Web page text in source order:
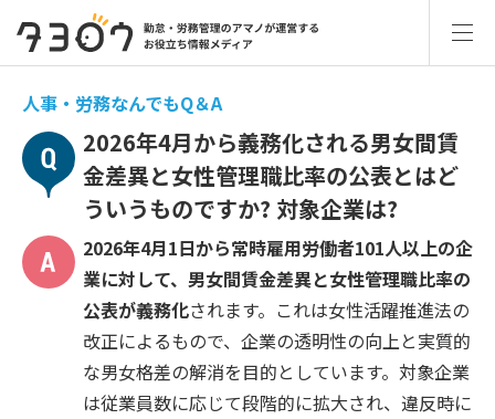
人事・労務なんでもQ＆A
2026年4月から義務化される男女間賃
金差異と女性管理職比率の公表とはど
ういうものですか? 対象企業は?
2026年4月1日から常時雇用労働者101人以上の企
業に対して、男女間賃金差異と女性管理職比率の
公表が義務化されます。これは女性活躍推進法の
改正によるもので、企業の透明性の向上と実質的
な男女格差の解消を目的としています。対象企業
は従業員数に応じて段階的に拡大され、違反時に